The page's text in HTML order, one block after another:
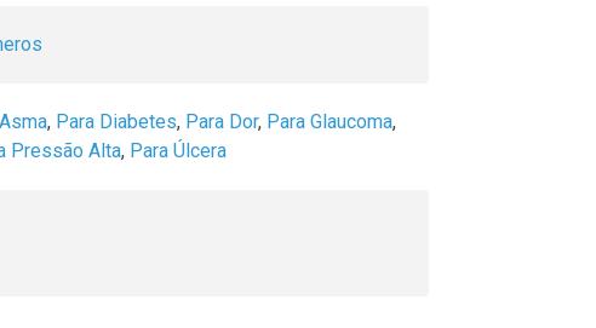
, Para Diabetes, Para Dor, Para Glaucoma,
Pressão Alta, Para Úlcera